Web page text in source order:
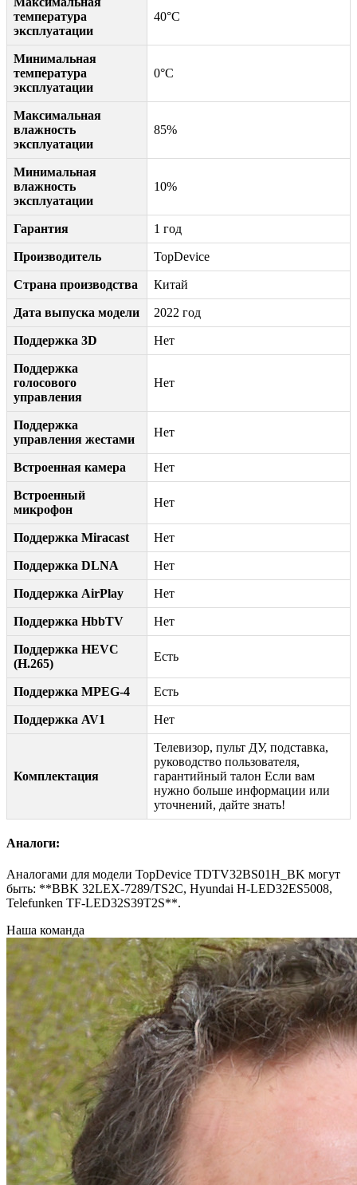
температура
эксплуатации
40°C
Минимальная
температура
эксплуатации
0°C
Максимальная
влажность
эксплуатации
85%
Минимальная
влажность
эксплуатации
10%
Гарантия 1 год
Производитель TopDevice
Страна производства Китай
Дата выпуска модели 2022 год
Поддержка 3D Нет
Поддержка
голосового
управления
Нет
Поддержка
управления жестами
Нет
Встроенная камера Нет
Встроенный
микрофон
Нет
Поддержка Miracast Нет
Поддержка DLNA Нет
Поддержка AirPlay Нет
Поддержка HbbTV Нет
Поддержка HEVC
(H.265)
Есть
Поддержка MPEG-4 Есть
Поддержка AV1 Нет
Комплектация
Телевизор, пульт ДУ, подставка,
руководство пользователя,
гарантийный талон Если вам
нужно больше информации или
уточнений, дайте знать!
Аналоги:
Аналогами для модели TopDevice TDTV32BS01H_BK могут
быть: **BBK 32LEX-7289/TS2C, Hyundai H-LED32ES5008,
Telefunken TF-LED32S39T2S**.
Наша команда